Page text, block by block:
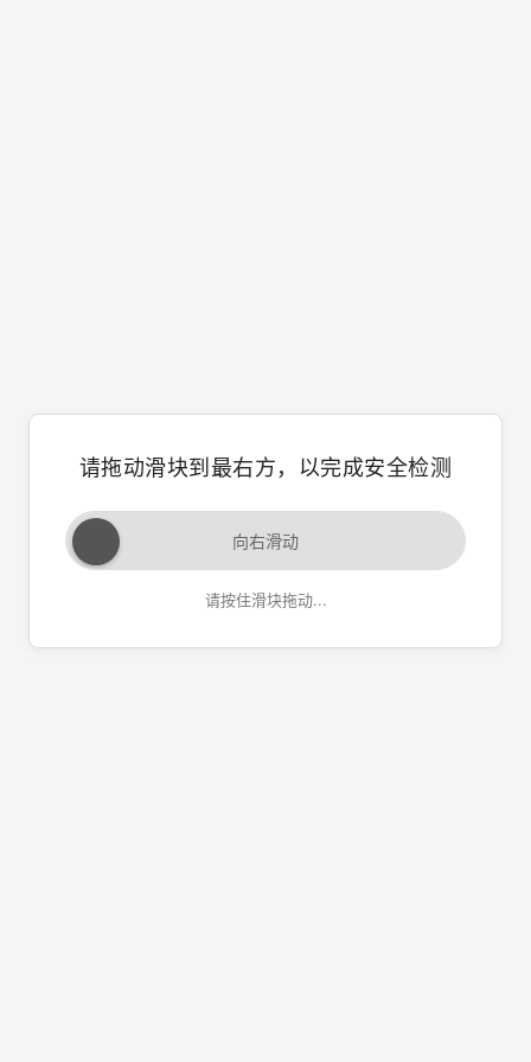
请拖动滑块到最右方，以完成安全检测
向右滑动
请按住滑块拖动...